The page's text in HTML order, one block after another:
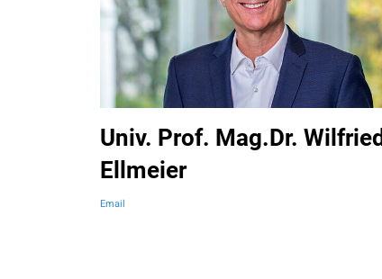
Univ. Prof. Mag.Dr. Wilfried
Ellmeier
Email